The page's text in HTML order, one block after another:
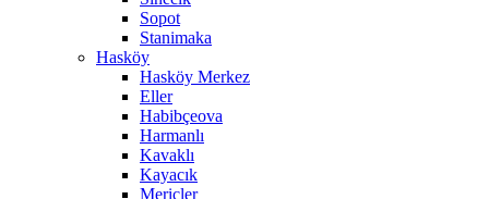
Sopot
Stanimaka
Hasköy
Hasköy Merkez
Eller
Habibçeova
Harmanlı
Kavaklı
Kayacık
Meriçler